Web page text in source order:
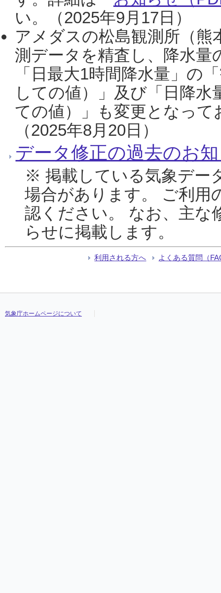
い。（2025年9月17日）
アメダスの松島観測所（熊
測データを精査し、降水
「日最大1時間降水量」の
しての値）」及び「日降
ての値）」も変更となっ
（2025年8月20日）
データ修正の過去のお
※ 掲載している気象デー
場合があります。 ご利用
認ください。 なお、主な
らせに掲載します。
利用される方へ よくある質問（
気象庁ホームページについて